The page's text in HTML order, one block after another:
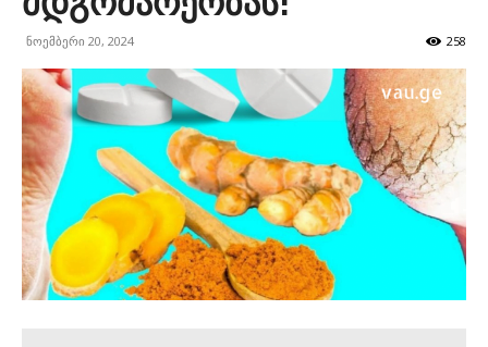
ნოემბერი 20, 2024 258